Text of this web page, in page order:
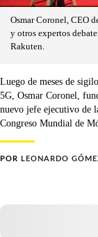
Osmar Coronel, CEO
y otros expertos
Rakuten.
Luego de meses de
5G, Osmar Coronel,
nuevo jefe ejecutivo de
Congreso Mundial de
POR LEONARDO